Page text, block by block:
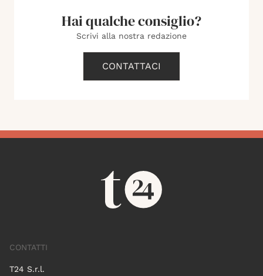
Hai qualche consiglio?
Scrivi alla nostra redazione
CONTATTACI
CONTATTI
T24 S.r.l.